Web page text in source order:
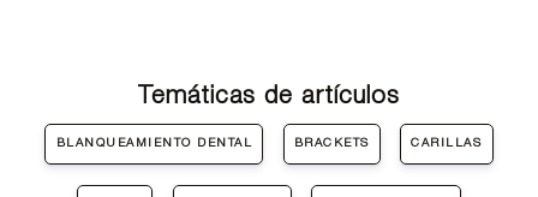
Temáticas de artículos
BLANQUEAMIENTO DENTAL BRACKETS CARILLAS